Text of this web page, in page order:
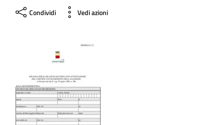
Condividi Vedi azioni